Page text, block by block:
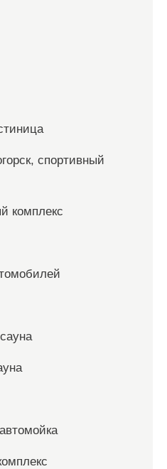
спортивный
комплекс